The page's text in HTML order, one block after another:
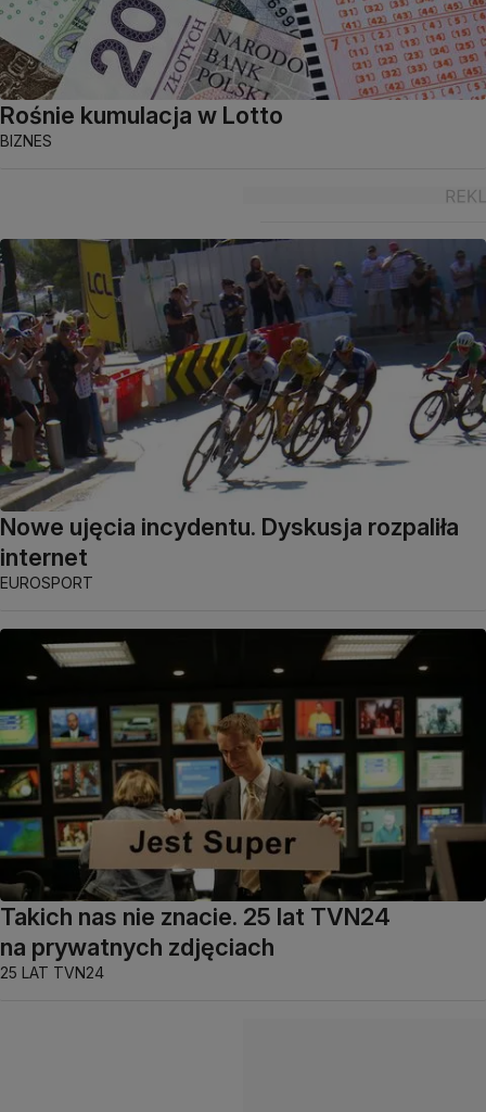
Rośnie kumulacja w Lotto
BIZNES
Nowe ujęcia incydentu. Dyskusja rozpaliła
internet
EUROSPORT
Takich nas nie znacie. 25 lat TVN24
na prywatnych zdjęciach
25 LAT TVN24